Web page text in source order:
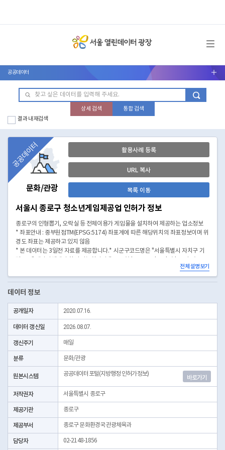
메뉴 열기
공공데이터 서브메뉴 열기
상세 검색
통합 검색
결과 내 재검색
문화/관광
공공데이터 활용사례 등록
URL 복사
목록 이동
서울시 종로구 청소년게임제공업 인허가 정보
종로구의 인형뽑기, 오락실 등 전체이용가 게임물을 설치하여 제공하는 업소정보
* 좌표안내 : 중부원점TM(EPSG:5174) 좌표계에 따른 해당위치의 좌표정보이며 위
경도 좌표는 제공하고 있지 않음
* 본 데이터는 3일전 자료를 제공합니다.* 시군구코드명은 "서울특별시 자치구 기
전체 설명보기
데이터 정보
공개일자 2020.07.16.
데이터 갱신일 2026.08.07.
갱신주기 매일
분류 문화/관광
원본시스템 공공데이터포털(지방행정 인허가정보)
바로가기
저작권자 서울특별시 종로구
제공기관 종로구
제공부서 종로구 문화환경국 관광체육과
담당자 02-2148-1856